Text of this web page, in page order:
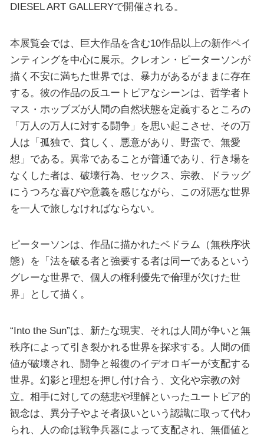
DIESEL ART GALLERYで開催される。
本展覧会では、巨大作品を含む10作品以上の新作ペイ
ンティングを中心に展示。クレオン・ピーターソンが
描く不安に満ちた世界では、暴力があるがままに存在
する。彼の作品の反ユートピアなシーンは、哲学者ト
マス・ホッブズが人間の自然状態を定義するところの
「万人の万人に対する闘争」を思い起こさせ、その万
人は「孤独で、貧しく、悪意があり、野蛮で、無愛
想」である。異常であることが普通であり、行き場を
なくした者は、破壊行為、セックス、宗教、ドラッグ
にうつろな喜びや意義を感じながら、この邪悪な世界
を一人で旅しなければならない。
ピーターソンは、作品に描かれたベドラム（無秩序状
態）を「法を破る者と強要する者は同一であるという
グレーな世界で、個人の権利優先で倫理が欠けた世
界」として描く。
“Into the Sun”は、新たな現実、それは人間が争いと無
秩序によって引き裂かれる世界を探求する。人間の価
値が破壊され、闘争と報復のイデオロギーが支配する
世界。幻影と理想を押し付け合う、文化や宗教の対
立。相手に対しての慈悲や理解といったユートピア的
観念は、異分子やよそ者扱いという認識に取って代わ
られ、人の命は戦争兵器によって支配され、無価値と